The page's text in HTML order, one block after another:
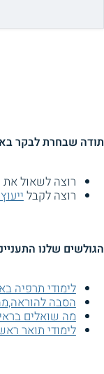
תודה שבחרת לבקר
רוצה לשאול
רוצה לקבל
הגולשים שלנו
לימודי תרפיה
הסבה
מה שואלים
לימודי תואר ראשון